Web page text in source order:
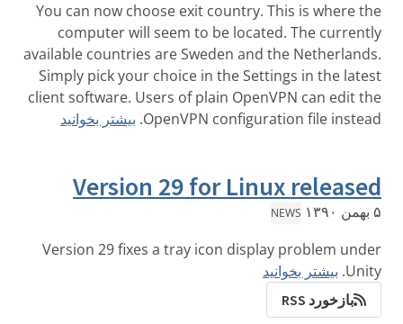
You can now choose exit country. This is where the
computer will seem to be located. The currently
available countries are Sweden and the Netherlands.
Simply pick your choice in the Settings in the latest
client software. Users of plain OpenVPN can edit the
OpenVPN configuration file instead. بیشتر بخوانید
Version 29 for Linux released
۵ بهمن ۱۳۹۰ NEWS
Version 29 fixes a tray icon display problem under
Unity. بیشتر بخوانید
بازخورد RSS